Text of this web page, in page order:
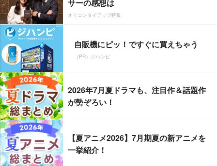
サーの感想は
オリコンタイアップ特集
自販機にピッ！ですぐに買えちゃう
（PR）ジハンピ
2026年7月夏ドラマも、注目作＆話題作
が勢ぞろい！
【夏アニメ2026】7月期夏の新アニメを
一挙紹介！